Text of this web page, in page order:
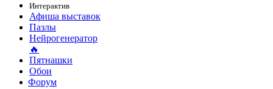
Интерактив
Афиша выставок
Пазлы
Нейрогенератор
🔥
Пятнашки
Обои
Форум